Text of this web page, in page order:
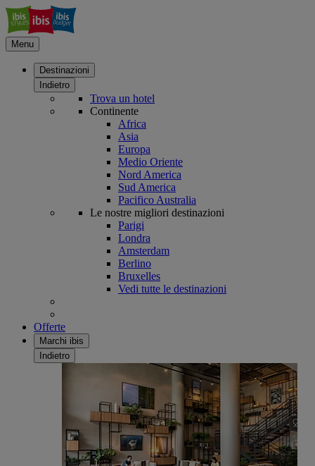
Menu
Destinazioni
Indietro
Trova un hotel
Continente
Africa
Asia
Europa
Medio Oriente
Nord America
Sud America
Pacifico Australia
Le nostre migliori destinazioni
Parigi
Londra
Amsterdam
Berlino
Bruxelles
Vedi tutte le destinazioni
Offerte
Marchi ibis
Indietro